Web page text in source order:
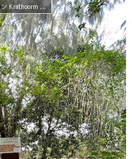
お客様の声・口コミ｜男性専用リラクゼーション Krathoorm クラトーム 大阪